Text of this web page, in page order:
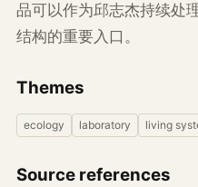
品可以作为邱志杰持续处
结构的重要入口。
Themes
ecology laboratory living
Source references